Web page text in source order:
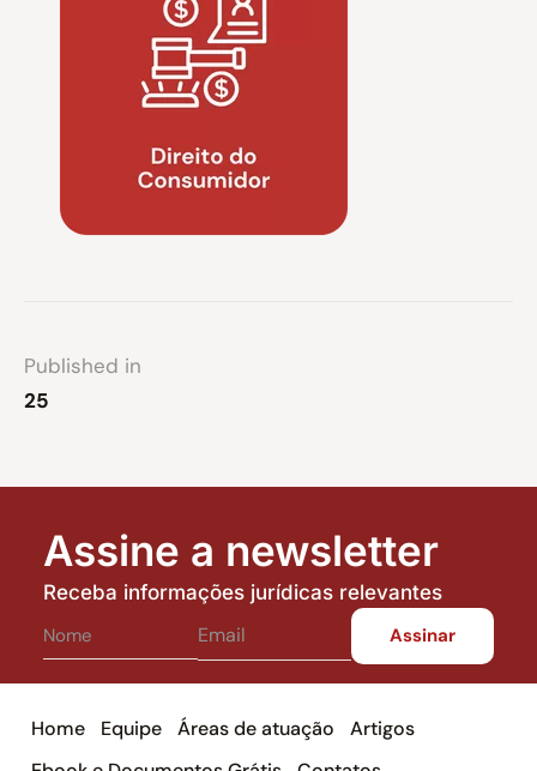
Published in
25
Assine a newsletter
Receba informações jurídicas relevantes
Home Equipe Áreas de atuação
Artigos